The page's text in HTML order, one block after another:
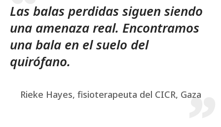
Las balas perdidas siguen siendo
una amenaza real. Encontramos
una bala en el suelo del
quirófano.
Rieke Hayes, fisioterapeuta del CICR, Gaza